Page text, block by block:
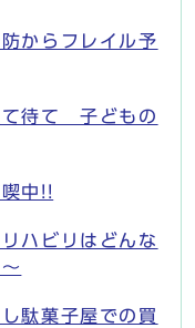
からフレイル予
て待て 子どもの
中!!
ハビリはどんな
駄菓子屋での買